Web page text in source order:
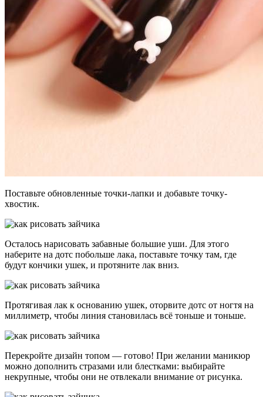
Поставьте обновленные точки-лапки и добавьте точку-
хвостик.
Осталось нарисовать забавные большие уши. Для этого
наберите на дотс побольше лака, поставьте точку там, где
будут кончики ушек, и протяните лак вниз.
Протягивая лак к основанию ушек, оторвите дотс от ногтя на
миллиметр, чтобы линия становилась всё тоньше и тоньше.
Перекройте дизайн топом — готово! При желании маникюр
можно дополнить стразами или блестками: выбирайте
некрупные, чтобы они не отвлекали внимание от рисунка.